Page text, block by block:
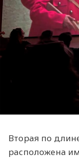
Вторая по
расположена